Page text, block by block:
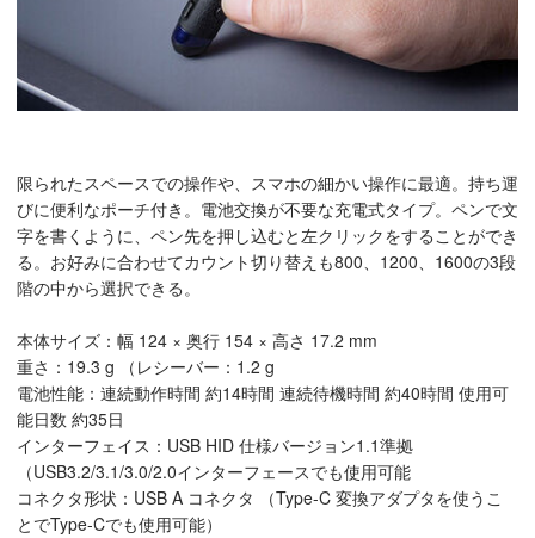
限られたスペースでの操作や、スマホの細かい操作に最適。持ち運
びに便利なポーチ付き。電池交換が不要な充電式タイプ。ペンで文
字を書くように、ペン先を押し込むと左クリックをすることができ
る。お好みに合わせてカウント切り替えも800、1200、1600の3段
階の中から選択できる。
本体サイズ：幅 124 × 奥行 154 × 高さ 17.2 mm
重さ：19.3 g （レシーバー：1.2 g
電池性能：連続動作時間 約14時間 連続待機時間 約40時間 使用可
能日数 約35日
インターフェイス：USB HID 仕様バージョン1.1準拠
（USB3.2/3.1/3.0/2.0インターフェースでも使用可能
コネクタ形状：USB A コネクタ （Type-C 変換アダプタを使うこ
とでType-Cでも使用可能）